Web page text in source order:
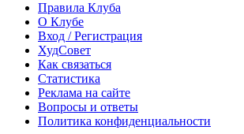
Правила Клуба
О Клубе
Вход / Регистрация
ХудСовет
Как связаться
Статистика
Реклама на сайте
Вопросы и ответы
Политика конфиденциальности